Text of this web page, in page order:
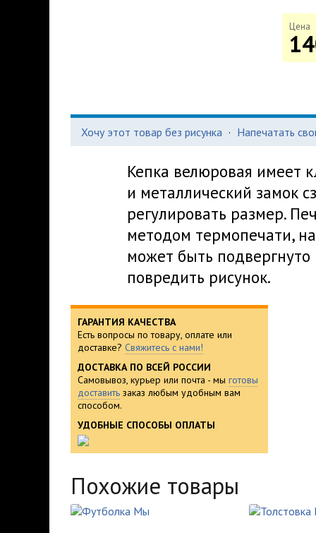
Цена
Хочу этот товар без рисунка · Напечатать
Кепка велюровая имеет
и металлический замок
регулировать размер.
методом термопечати,
может быть
повредить рисунок.
ГАРАНТИЯ КАЧЕСТВА
Есть вопросы по товару, оплате или
доставке? Свяжитесь с нами!
ДОСТАВКА ПО ВСЕЙ РОССИИ
Самовывоз, курьер или почта - мы готовы
доставить заказ любым удобным вам
способом.
УДОБНЫЕ СПОСОБЫ ОПЛАТЫ
Похожие товары